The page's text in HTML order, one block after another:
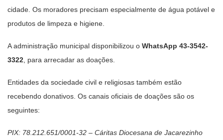
cidade. Os moradores precisam especialmente de água potável e
produtos de limpeza e higiene.
A administração municipal disponibilizou o WhatsApp 43-3542-
3322 , para arrecadar as doações.
Entidades da sociedade civil e religiosas também estão
recebendo donativos. Os canais oficiais de doações são os
seguintes:
PIX: 78.212.651/0001-32 – Cáritas Diocesana de Jacarezinho